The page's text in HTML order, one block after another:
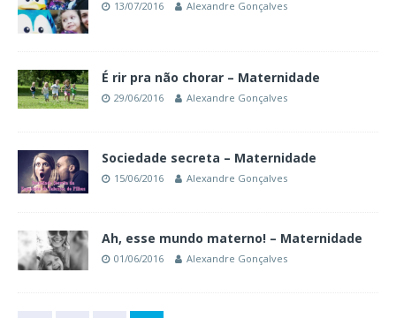
13/07/2016 Alexandre Gonçalves
É rir pra não chorar – Maternidade
29/06/2016 Alexandre Gonçalves
Sociedade secreta – Maternidade
15/06/2016 Alexandre Gonçalves
Ah, esse mundo materno! – Maternidade
01/06/2016 Alexandre Gonçalves